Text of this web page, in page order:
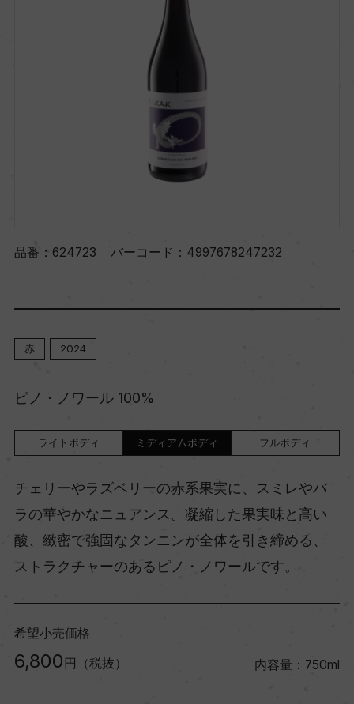
品番： 624723 バーコード： 4997678247232
赤 2024
ピノ・ノワール 100%
ライトボディ ミディアムボディ フルボディ
チェリーやラズベリーの赤系果実に、スミレやバ
ラの華やかなニュアンス。凝縮した果実味と高い
酸、緻密で強固なタンニンが全体を引き締める、
ストラクチャーのあるピノ・ノワールです。
希望小売価格
6,800 円（税抜） 内容量：750ml